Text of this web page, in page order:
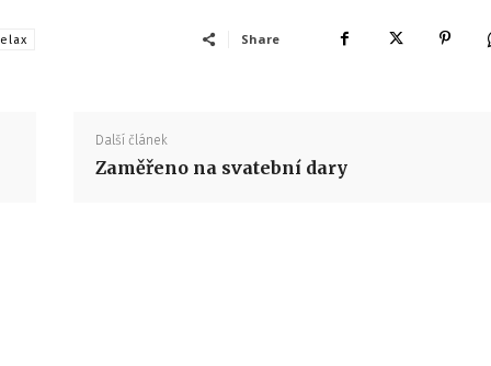
Share
Další článek
Zaměřeno na svatební dary